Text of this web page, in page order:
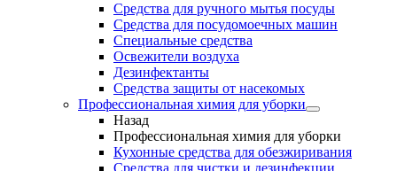
Средства для ручного мытья посуды
Средства для посудомоечных машин
Специальные средства
Освежители воздуха
Дезинфектанты
Средства защиты от насекомых
Профессиональная химия для уборки
Назад
Профессиональная химия для уборки
Кухонные средства для обезжиривания
Средства для чистки и дезинфекции